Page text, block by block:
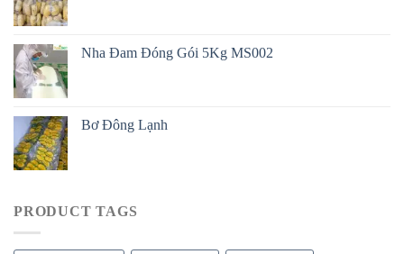
Nha Đam Đóng Gói 5Kg MS002
Bơ Đông Lạnh
PRODUCT TAGS